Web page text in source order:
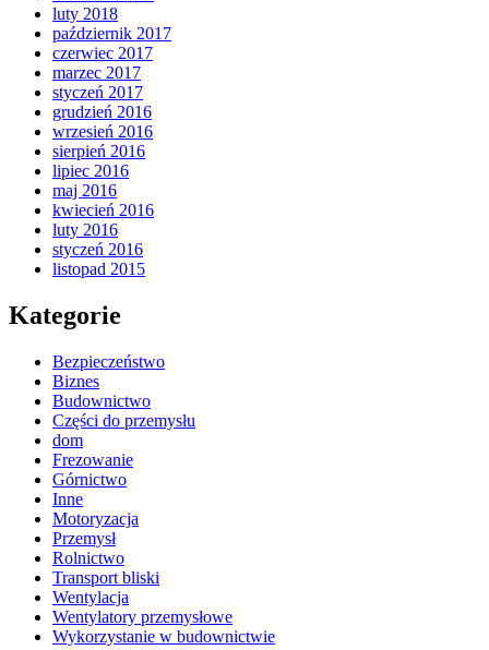
luty 2018
październik 2017
czerwiec 2017
marzec 2017
styczeń 2017
grudzień 2016
wrzesień 2016
sierpień 2016
lipiec 2016
maj 2016
kwiecień 2016
luty 2016
styczeń 2016
listopad 2015
Kategorie
Bezpieczeństwo
Biznes
Budownictwo
Części do przemysłu
dom
Frezowanie
Górnictwo
Inne
Motoryzacja
Przemysł
Rolnictwo
Transport bliski
Wentylacja
Wentylatory przemysłowe
Wykorzystanie w budownictwie